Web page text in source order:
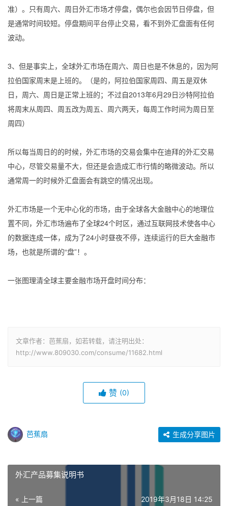
准）。只有周六、周日外汇市场才停盘，偶尔也会因节日停盘，但
是通常时间较短。停盘期间平台停止交易，看不到外汇盘面有任何
波动。
3、但是事实上，全球外汇市场在周六、周日也是不休息的，因为阿
拉伯国家周末是上班的。（是的，阿拉伯国家周四、周五是双休
日，周六、周日是正常上班的；不过自2013年6月29日沙特阿拉伯
将周末从周四、周五改为周五、周六两天，每周工作时间为周日至
周四）
所以每当周日的的时候，外汇市场的交易会集中在迪拜的外汇交易
中心，尽管交易量不大，但还是会造成汇市行情的略微波动。所以
通常周一的时候外汇盘面会有跳空的情况出现。
外汇市场是一个无中心化的市场，由于全球各大金融中心的地理位
置不同，外汇市场遍布了全球24个时区，通过互联网技术使各中心
的数据连成一体，成为了24小时昼夜不停，连续运行的巨大金融市
场，也就是所谓的“盘”！。
一张图理清全球主要金融市场开盘时间分布：
文章作者：芭蕉扇，如若转载，请注明出处：
http://www.809030.com/consume/11682.html
赞 (0)
芭蕉扇 生成分享图片
外汇产品募集说明书
« 上一篇 2019年3月18日 14:25